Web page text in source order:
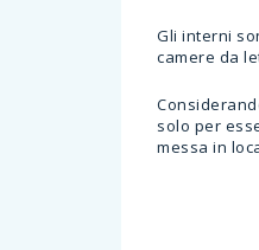
Gli interni
camere da
solo per
messa in